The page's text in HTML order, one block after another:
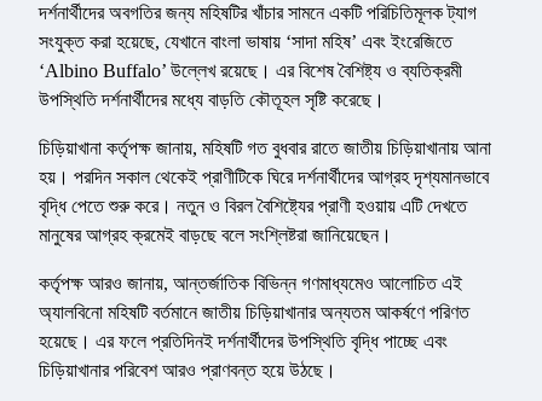
দর্শনার্থীদের অবগতির জন্য মহিষটির খাঁচার সামনে একটি পরিচিতিমূলক ট্যাগ
সংযুক্ত করা হয়েছে, যেখানে বাংলা ভাষায় ‘সাদা মহিষ’ এবং ইংরেজিতে
‘Albino Buffalo’ উল্লেখ রয়েছে। এর বিশেষ বৈশিষ্ট্য ও ব্যতিক্রমী
উপস্থিতি দর্শনার্থীদের মধ্যে বাড়তি কৌতূহল সৃষ্টি করেছে।
চিড়িয়াখানা কর্তৃপক্ষ জানায়, মহিষটি গত বুধবার রাতে জাতীয় চিড়িয়াখানায় আনা
হয়। পরদিন সকাল থেকেই প্রাণীটিকে ঘিরে দর্শনার্থীদের আগ্রহ দৃশ্যমানভাবে
বৃদ্ধি পেতে শুরু করে। নতুন ও বিরল বৈশিষ্ট্যের প্রাণী হওয়ায় এটি দেখতে
মানুষের আগ্রহ ক্রমেই বাড়ছে বলে সংশ্লিষ্টরা জানিয়েছেন।
কর্তৃপক্ষ আরও জানায়, আন্তর্জাতিক বিভিন্ন গণমাধ্যমেও আলোচিত এই
অ্যালবিনো মহিষটি বর্তমানে জাতীয় চিড়িয়াখানার অন্যতম আকর্ষণে পরিণত
হয়েছে। এর ফলে প্রতিদিনই দর্শনার্থীদের উপস্থিতি বৃদ্ধি পাচ্ছে এবং
চিড়িয়াখানার পরিবেশ আরও প্রাণবন্ত হয়ে উঠছে।